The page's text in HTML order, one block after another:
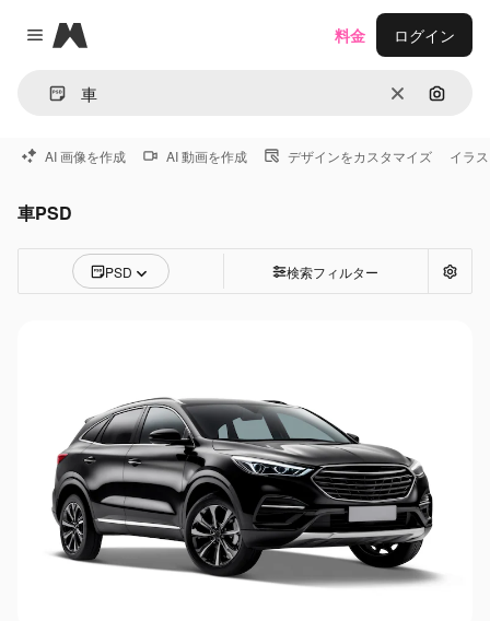
Close menu
Magnific
消去 画像で
料金 ログイン
AI 画像を作成 AI 動画を作成 デザインをカスタマイズ イラ
車PSD
PSD 検索フィルター